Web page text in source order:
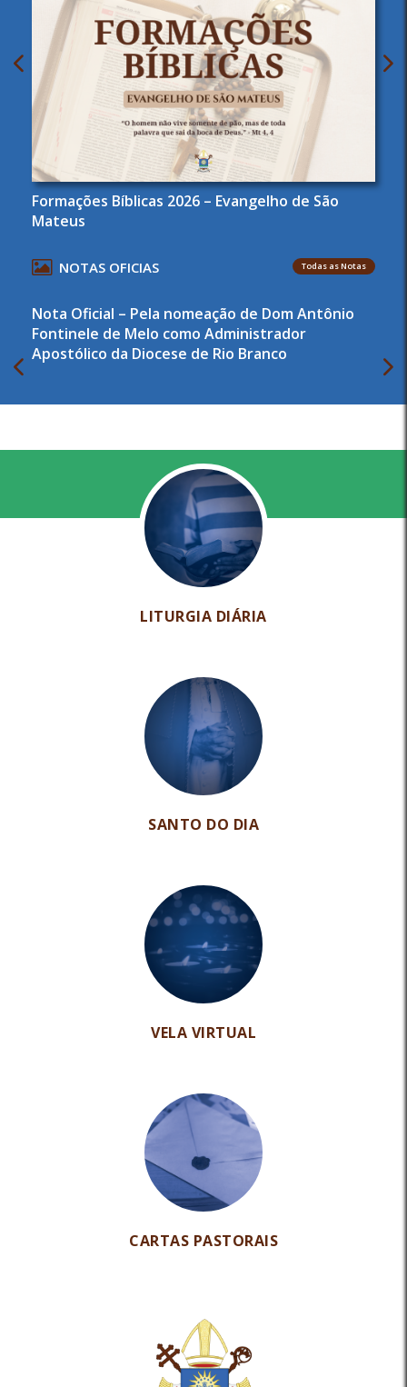
Formações Bíblicas 2026 – Evangelho de São
Mateus
NOTAS OFICIAS Todas as Notas
Nota Oficial – Pela nomeação de Dom Antônio
Fontinele de Melo como Administrador
Apostólico da Diocese de Rio Branco
LITURGIA DIÁRIA
SANTO DO DIA
VELA VIRTUAL
CARTAS PASTORAIS